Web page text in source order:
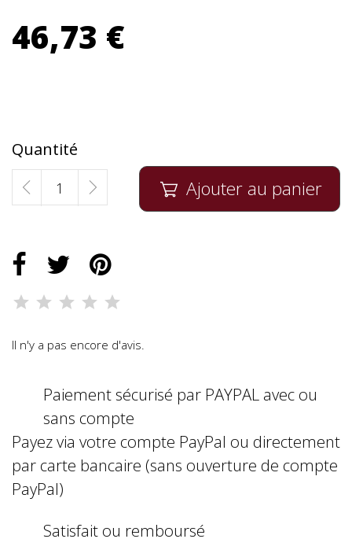
46,73 €
Quantité
 Ajouter au panier
Il n'y a pas encore d'avis.
Paiement sécurisé par PAYPAL avec ou
sans compte
Payez via votre compte PayPal ou directement
par carte bancaire (sans ouverture de compte
PayPal)
Satisfait ou remboursé